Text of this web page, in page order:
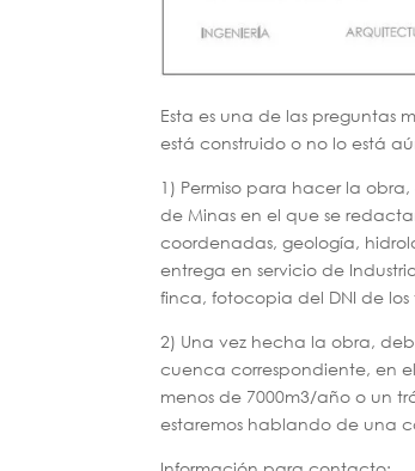
Esta es una de las preguntas
está construido o no lo está
1) Permiso para hacer la
de Minas en el que se
coordenadas, geología,
entrega en servicio de
finca, fotocopia del DNI de
2) Una vez hecha la obra,
cuenca correspondiente, en
menos de 7000m3/año o un
estaremos hablando de una